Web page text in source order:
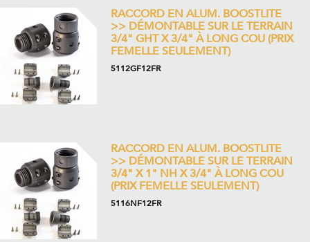
RACCORD EN ALUM. BOOSTLITE
>> DÉMONTABLE SUR LE TERRAIN
3/4" GHT X 3/4" À LONG COU (PRIX
FEMELLE SEULEMENT)
5112GF12FR
RACCORD EN ALUM. BOOSTLITE
>> DÉMONTABLE SUR LE TERRAIN
3/4" X 1" NH X 3/4" À LONG COU
(PRIX FEMELLE SEULEMENT)
5116NF12FR